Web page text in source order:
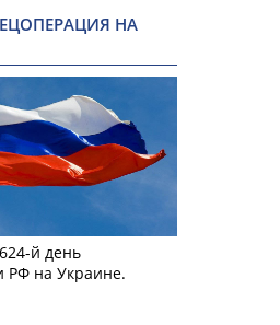
НА
й день
РФ на Украине.